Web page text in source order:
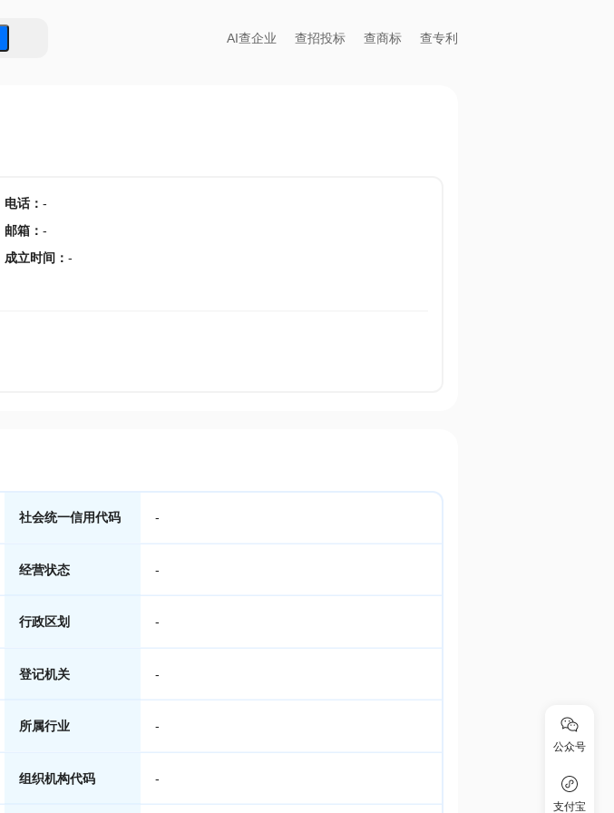
AI查企业 查招投标 查商标 查专利
电话： -
邮箱 ： -
成立时间 ： -
社会统一信用代码 -
经营状态 -
行政区划 -
登记机关 -
所属行业 -
组织机构代码 -
公众号
支付宝